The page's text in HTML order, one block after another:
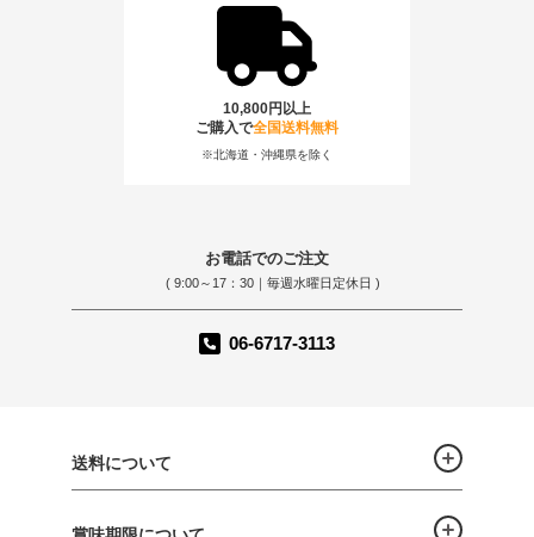
10,800円以上
ご購入で全国送料無料
※北海道・沖縄県を除く
お電話でのご注文
( 9:00～17：30｜毎週水曜日定休日 )
06-6717-3113
送料について